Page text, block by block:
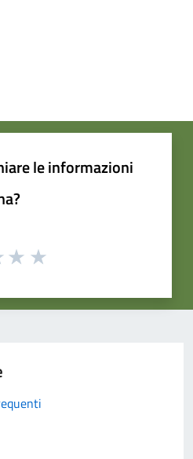
le informazioni